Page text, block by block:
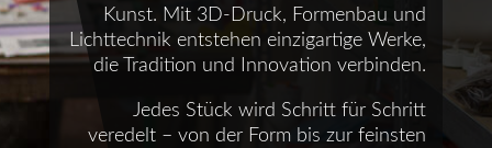
Kunst. Mit 3D-Druck, Formenbau und
Lichttechnik entstehen einzigartige Werke,
die Tradition und Innovation verbinden.
Jedes Stück wird Schritt für Schritt
veredelt – von der Form bis zur feinsten